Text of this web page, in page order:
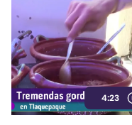
4:23